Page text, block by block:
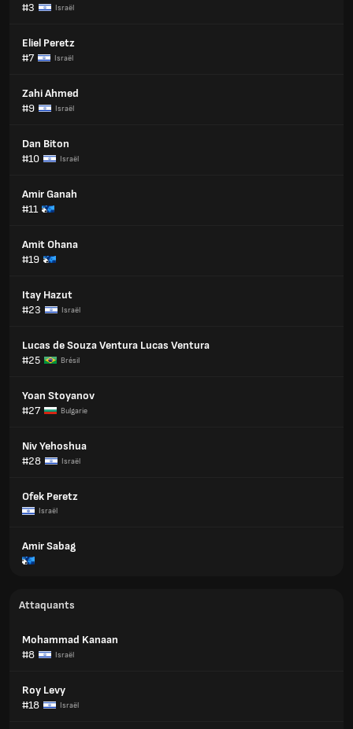
#3
Israël
Eliel Peretz
#7
Israël
Zahi Ahmed
#9
Israël
Dan Biton
#10
Israël
Amir Ganah
#11
Amit Ohana
#19
Itay Hazut
#23
Israël
Lucas de Souza Ventura Lucas Ventura
#25
Brésil
Yoan Stoyanov
#27
Bulgarie
Niv Yehoshua
#28
Israël
Ofek Peretz
Israël
Amir Sabag
Attaquants
Mohammad Kanaan
#8
Israël
Roy Levy
#18
Israël